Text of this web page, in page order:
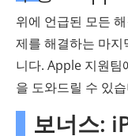
위에 언급된 모든
제를 해결하는 마
니다. Apple 지원팀
을 도와드릴 수 있
보너스: